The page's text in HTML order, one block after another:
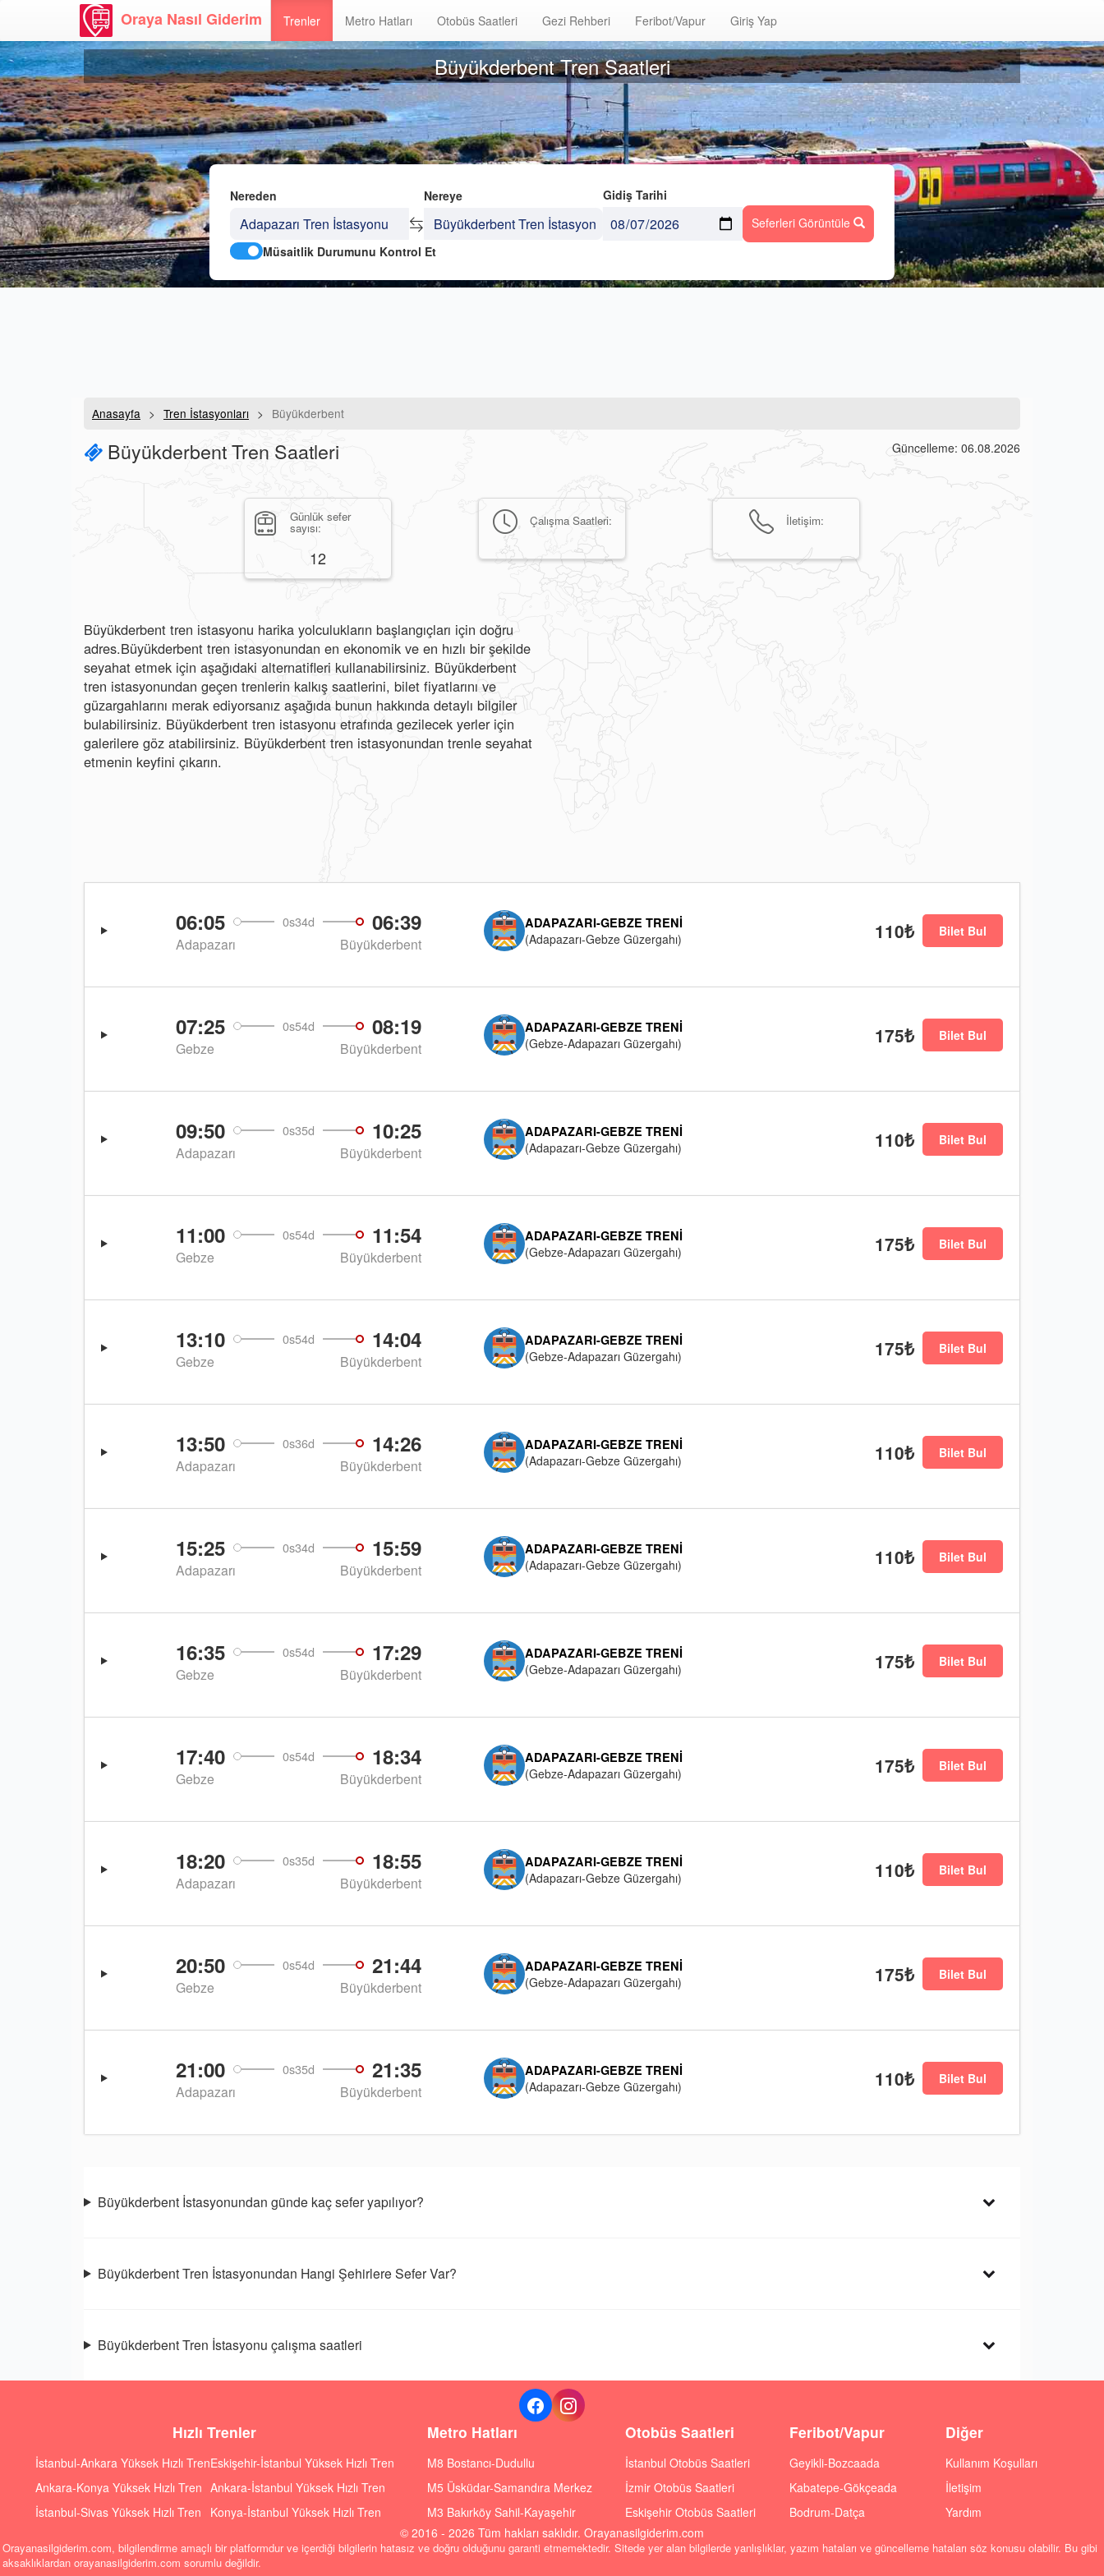
Oraya Nasıl Giderim Trenler Metro Hatları Otobüs Saatleri Gezi Rehberi Feribot/Vapur Giriş Yap
Büyükderbent Tren Saatleri
Nereden Nereye
Gidiş Tarihi
Seferleri Görüntüle
Müsaitlik Durumunu Kontrol Et
Anasayfa Tren İstasyonları Büyükderbent
Büyükderbent Tren Saatleri Güncelleme: 06.08.2026
Günlük sefer
sayısı:
12
Çalışma Saatleri: İletişim:
Büyükderbent tren istasyonu harika yolculukların başlangıçları için doğru
adres.Büyükderbent tren istasyonundan en ekonomik ve en hızlı bir şekilde
seyahat etmek için aşağıdaki alternatifleri kullanabilirsiniz. Büyükderbent
tren istasyonundan geçen trenlerin kalkış saatlerini, bilet fiyatlarını ve
güzargahlarını merak ediyorsanız aşağıda bunun hakkında detaylı bilgiler
bulabilirsiniz. Büyükderbent tren istasyonu etrafında gezilecek yerler için
galerilere göz atabilirsiniz. Büyükderbent tren istasyonundan trenle seyahat
etmenin keyfini çıkarın.
06:05 0s34d 06:39
Adapazarı Büyükderbent
ADAPAZARI-GEBZE TRENI
(Adapazarı-Gebze Güzergahı)
110₺ Bilet Bul
07:25 0s54d 08:19
Gebze Büyükderbent
ADAPAZARI-GEBZE TRENI
(Gebze-Adapazarı Güzergahı)
175₺ Bilet Bul
09:50 0s35d 10:25
Adapazarı Büyükderbent
ADAPAZARI-GEBZE TRENI
(Adapazarı-Gebze Güzergahı)
110₺ Bilet Bul
11:00 0s54d 11:54
Gebze Büyükderbent
ADAPAZARI-GEBZE TRENI
(Gebze-Adapazarı Güzergahı)
175₺ Bilet Bul
13:10 0s54d 14:04
Gebze Büyükderbent
ADAPAZARI-GEBZE TRENI
(Gebze-Adapazarı Güzergahı)
175₺ Bilet Bul
13:50 0s36d 14:26
Adapazarı Büyükderbent
ADAPAZARI-GEBZE TRENI
(Adapazarı-Gebze Güzergahı)
110₺ Bilet Bul
15:25 0s34d 15:59
Adapazarı Büyükderbent
ADAPAZARI-GEBZE TRENI
(Adapazarı-Gebze Güzergahı)
110₺ Bilet Bul
16:35 0s54d 17:29
Gebze Büyükderbent
ADAPAZARI-GEBZE TRENI
(Gebze-Adapazarı Güzergahı)
175₺ Bilet Bul
17:40 0s54d 18:34
Gebze Büyükderbent
ADAPAZARI-GEBZE TRENI
(Gebze-Adapazarı Güzergahı)
175₺ Bilet Bul
18:20 0s35d 18:55
Adapazarı Büyükderbent
ADAPAZARI-GEBZE TRENI
(Adapazarı-Gebze Güzergahı)
110₺ Bilet Bul
20:50 0s54d 21:44
Gebze Büyükderbent
ADAPAZARI-GEBZE TRENI
(Gebze-Adapazarı Güzergahı)
175₺ Bilet Bul
21:00 0s35d 21:35
Adapazarı Büyükderbent
ADAPAZARI-GEBZE TRENI
(Adapazarı-Gebze Güzergahı)
110₺ Bilet Bul
Büyükderbent İstasyonundan günde kaç sefer yapılıyor?
Büyükderbent Tren İstasyonundan Hangi Şehirlere Sefer Var?
Büyükderbent Tren İstasyonu çalışma saatleri
Hızlı Trenler
İstanbul-Ankara Yüksek Hızlı Tren
Ankara-Konya Yüksek Hızlı Tren
İstanbul-Sivas Yüksek Hızlı Tren
Eskişehir-İstanbul Yüksek Hızlı Tren
Ankara-İstanbul Yüksek Hızlı Tren
Konya-İstanbul Yüksek Hızlı Tren
Metro Hatları
M8 Bostancı-Dudullu
M5 Üsküdar-Samandıra Merkez
M3 Bakırköy Sahil-Kayaşehir
Otobüs Saatleri
İstanbul Otobüs Saatleri
İzmir Otobüs Saatleri
Eskişehir Otobüs Saatleri
Feribot/Vapur
Geyikli-Bozcaada
Kabatepe-Gökçeada
Bodrum-Datça
Diğer
Kullanım Koşulları
İletişim
Yardım
© 2016 - 2026 Tüm hakları saklıdır. Orayanasilgiderim.com
Orayanasilgiderim.com, bilgilendirme amaçlı bir platformdur ve içerdiği bilgilerin hatasız ve doğru olduğunu garanti etmemektedir. Sitede yer alan bilgilerde yanlışlıklar, yazım hataları ve güncelleme hataları söz konusu olabilir. Bu gibi
aksaklıklardan orayanasilgiderim.com sorumlu değildir.